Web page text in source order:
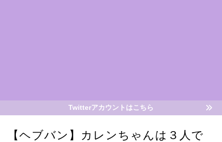
Twitterアカウントはこちら
【ヘブバン】カレンちゃんは３人で